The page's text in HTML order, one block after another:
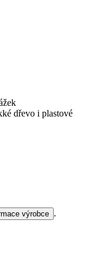
dřevo i plastové
výrobce .